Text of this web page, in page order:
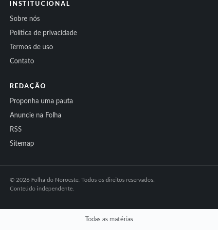
INSTITUCIONAL
Sobre nós
Política de privacidade
Termos de uso
Contato
REDAÇÃO
Proponha uma pauta
Anuncie na Folha
RSS
Sitemap
© 2026 Folha do Noroeste. Todos os direitos reservados.
Conteúdo independente.
Todas as matérias